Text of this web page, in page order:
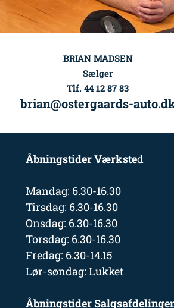
BRIAN MADSEN
Sælger
Tlf. 44 12 87 83
brian@ostergaards-
Åbningstider Værksted
Mandag: 6.30-16.30
Tirsdag: 6.30-16.30
Onsdag: 6.30-16.30
Torsdag: 6.30-16.30
Fredag: 6.30-14.15
Lør-søndag: Lukket
Åbningstider